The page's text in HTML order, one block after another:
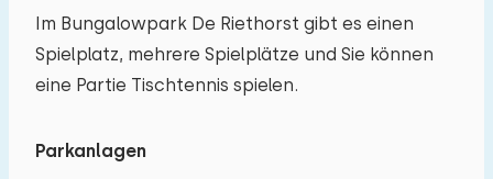
Im Bungalowpark De Riethorst gibt es einen
Spielplatz, mehrere Spielplätze und Sie können
eine Partie Tischtennis spielen.
Parkanlagen